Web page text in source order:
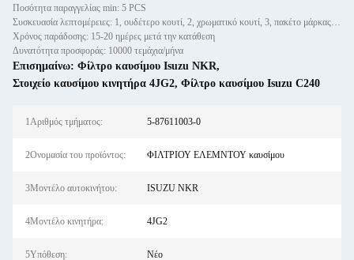
Ποσότητα παραγγελίας min: 5 PCS
Συσκευασία λεπτομέρειες: 1, ουδέτερο κουτί, 2, χρωματικό κουτί, 3, πακέτο μάρκας πελάτη
Χρόνος παράδοσης: 15-20 ημέρες μετά την κατάθεση
Δυνατότητα προσφοράς: 10000 τεμάχια/μήνα
Επισημαίνω: Φίλτρο καυσίμου Isuzu NKR,
Στοιχείο καυσίμου κινητήρα 4JG2, Φίλτρο καυσίμου Isuzu C240
1Αριθμός τμήματος: 5-87611003-0
2Ονομασία του προϊόντος: ΦΙΛΤΡΙΟΥ ΕΛΕΜΝΤΟΥ καυσίμου
3Μοντέλο αυτοκινήτου: ISUZU NKR
4Μοντέλο κινητήρα: 4JG2
5Υπόθεση: Νέο